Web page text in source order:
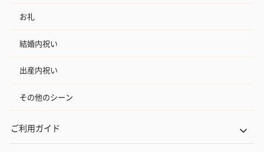
お礼
結婚内祝い
出産内祝い
その他のシーン
ご利用ガイド